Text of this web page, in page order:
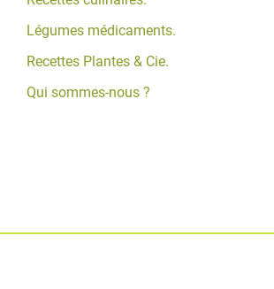
Légumes médicaments.
Recettes Plantes & Cie.
Qui sommes-nous ?